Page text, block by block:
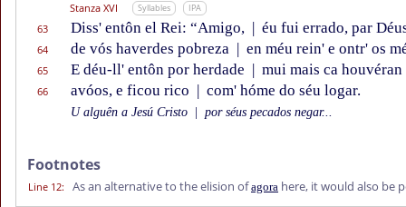
Stanza XVI Syllables IPA
63 Diss' entôn el Rei: “Amigo, | éu fui errado, par
64 de vós haverdes pobreza | en méu rein' e ontr' os
65 E déu-ll' entôn por herdade | mui mais ca houvéran
66 avóos, e ficou rico | com' hóme do séu logar.
U alguên a Jesú Cristo por séus pecados negar...
Footnotes
Line 12: As an alternative to the elision ofagora here, it would also be